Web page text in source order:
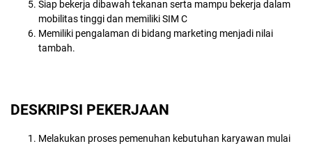
Siap bekerja dibawah tekanan serta mampu bekerja dalam
mobilitas tinggi dan memiliki SIM C
Memiliki pengalaman di bidang marketing menjadi nilai
tambah.
DESKRIPSI PEKERJAAN
Melakukan proses pemenuhan kebutuhan karyawan mulai